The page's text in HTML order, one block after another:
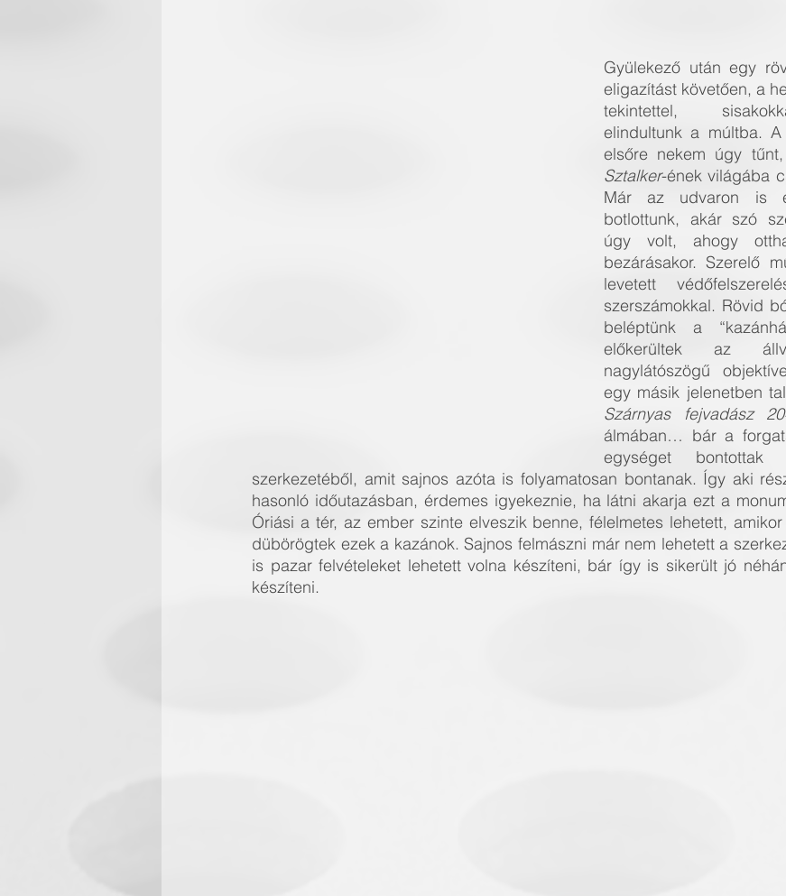
Gyülekező után egy
eligazítást követően, a
tekintettel,
elindultunk a múltba.
elsőre nekem úgy
Sztalker-ének világába
Már az udvaron is
botlottunk, akár szó
úgy volt, ahogy
bezárásakor. Szerelő
levetett
szerszámokkal. Rövid
beléptünk a
előkerültek az
nagylátószögű
Szárnyas fejvadász
álmában… bár a
egységet
szerkezetéből, amit sajnos azóta is folyamatosan bontanak. Így aki
hasonló időutazásban, érdemes igyekeznie, ha látni akarja ezt a
Óriási a tér, az ember szinte elveszik benne, félelmetes lehetett,
dübörögtek ezek a kazánok. Sajnos felmászni már nem lehetett a
is pazar felvételeket lehetett volna készíteni, bár így is sikerült jó
készíteni.